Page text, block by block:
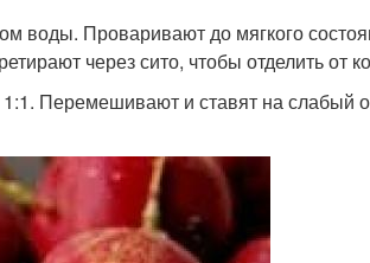
воды. Проваривают до мягкого
через сито, чтобы отделить от
Перемешивают и ставят на слабый